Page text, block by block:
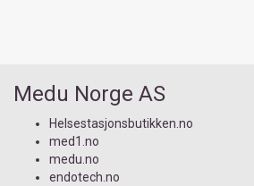
Medu Norge AS
Helsestasjonsbutikken.no
med1.no
medu.no
endotech.no